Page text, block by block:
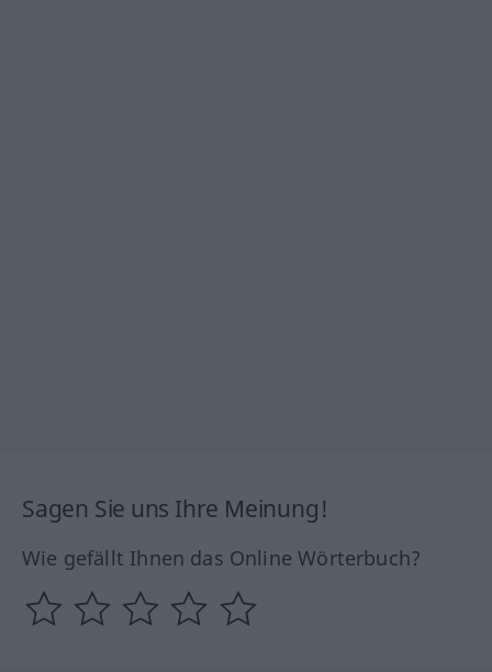
Sagen Sie uns Ihre Meinung!
Wie gefällt Ihnen das Online Wörterbuch?